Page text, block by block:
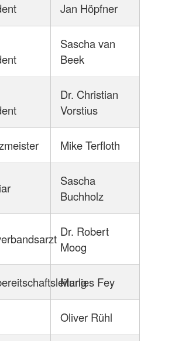
Jan Höpfner
Sascha van
Beek
Dr. Christian
Vorstius
Mike Terfloth
Sascha
Buchholz
Dr. Robert
Moog
Marlies Fey
Oliver Rühl